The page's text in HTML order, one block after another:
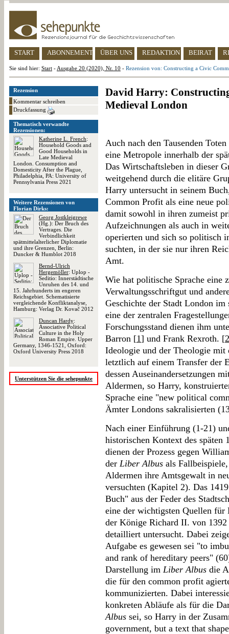
START ABONNEMENT ÜBER UNS REDAKTION BEIRAT
Sie sind hier: Start - Ausgabe 20 (2020), Nr. 10 - Rezension von: Constructing a Civic
Rezension
Kommentar schreiben
Druckfassung
Thematisch verwandte
Rezensionen:
Katherine L. French:
Household Goods and
Good Households in
Late Medieval
London. Consumption and
Domesticity After the Plague,
Philadelphia, PA: University of
Pennsylvania Press 2021
Weitere Rezensionen von
Florian Dirks:
Georg Jostkleigrewe
(Hg.): Der Bruch des
Vertrages. Die
Verbindlichkeit
spätmittelalterlicher Diplomatie
und ihre Grenzen, Berlin:
Duncker & Humblot 2018
Bernd-Ulrich
Hergemöller: Uplop -
Seditio: Innerstädtische
Unruhen des 14. und
15. Jahrhunderts im engeren
Reichsgebiet. Schematisierte
vergleichende Konfliktanalyse,
Hamburg: Verlag Dr. Kovač 2012
Duncan Hardy:
Associative Political
Culture in the Holy
Roman Empire. Upper
Germany, 1346-1521, Oxford:
Oxford University Press 2018
Unterstützen Sie die sehepunkte
David Harry:
Medieval London
Auch nach den Tausenden
eine Metropole innerhalb der
Das Wirtschaftsleben in dieser
weitgehend durch die elitäre
Harry untersucht in seinem
Common Profit als eine neue
damit sowohl in ihren zumeist
Aufzeichnungen als auch in
operierten und sich so politisch
suchten, in der sie nur ihren
Amt.
Wie hat politische Sprache eine
Verwaltungsschriftgut und
Geschichte der Stadt London
eine der zentralen
Forschungsstand dienen ihm
Barron [1] und Frank Rexroth. [2
Ideologie und der Theologie mit
letztlich auf einem Transfer der
dessen Auseinandersetzungen
Aldermen, so Harry,
Sprache eine "new political
Ämter Londons sakralisierten
Nach einer Einführung (1-21)
historischen Kontext des späten
dienen der Prozess gegen
der Liber Albus als
Aldermen ihre Amtsgewalt in
versuchten (Kapitel 2). Das
Buch" aus der Feder des
eine der wichtigsten Quellen
der Könige Richard II. von
detailliert untersucht. Dabei
Aufgabe es gewesen sei "to
and rank of hereditary peers"
Darstellung im Liber Albus die
die für den common profit
kommunizierten. Dabei
konkreten Abläufe als für die
Albus sei, so Harry in der
government, but a text that